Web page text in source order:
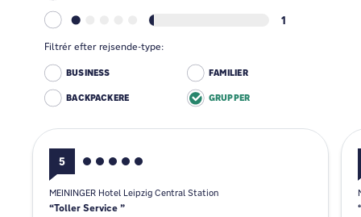
1
Filtrér efter rejsende-type:
BUSINESS FAMILIER
BACKPACKERE GRUPPER
5
MEININGER Hotel Leipzig Central Station
Toller Service